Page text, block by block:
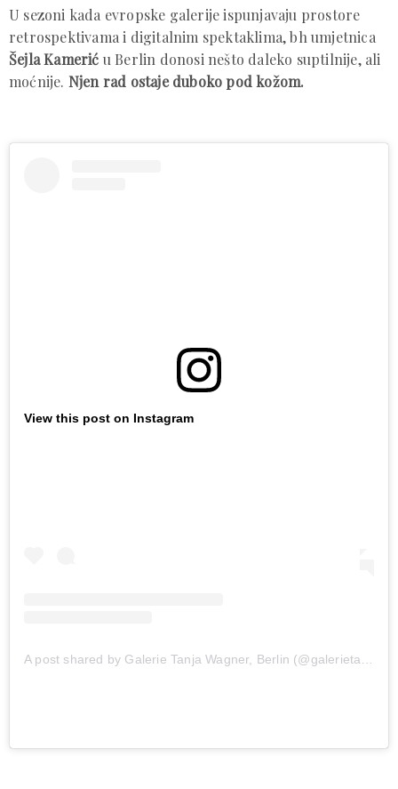
U sezoni kada evropske galerije ispunjavaju prostore
retrospektivama i digitalnim spektaklima, bh umjetnica
Šejla Kamerić u Berlin donosi nešto daleko suptilnije, ali
moćnije. Njen rad ostaje duboko pod kožom.
View this post on Instagram